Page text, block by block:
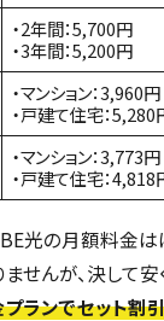
・2年間：5,700円
・3年間：5,200円
・マンション：3,960円
・戸建て住宅：5,280
・マンション：3,773円
・戸建て住宅：4,818
光の月額料金
せんが、決して
ランでセット割